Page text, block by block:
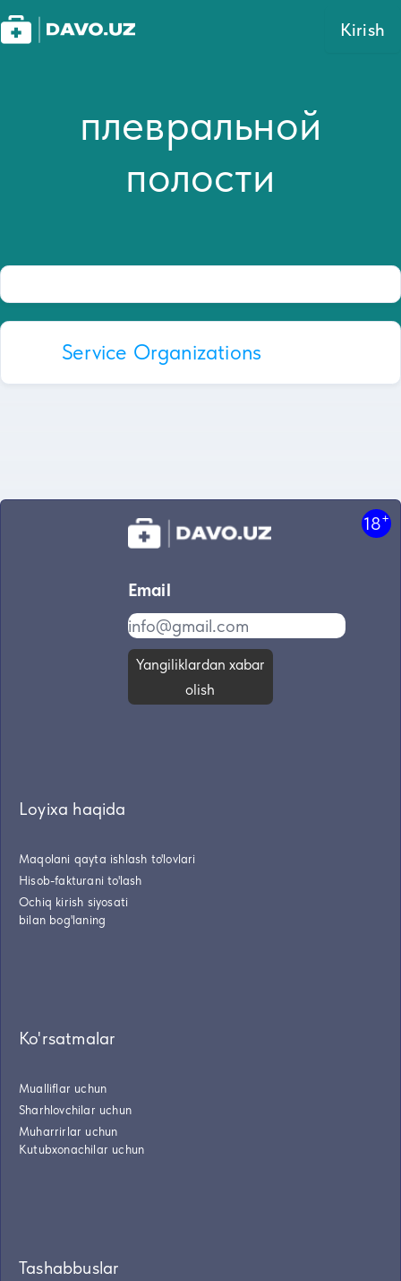
Kirish
плевральной
полости
Service Organizations
18+
Email
Yangiliklardan xabar
olish
Loyixa haqida
Maqolani qayta ishlash to'lovlari
Hisob-fakturani to'lash
Ochiq kirish siyosati
bilan bog'laning
Ko'rsatmalar
Mualliflar uchun
Sharhlovchilar uchun
Muharrirlar uchun
Kutubxonachilar uchun
Tashabbuslar